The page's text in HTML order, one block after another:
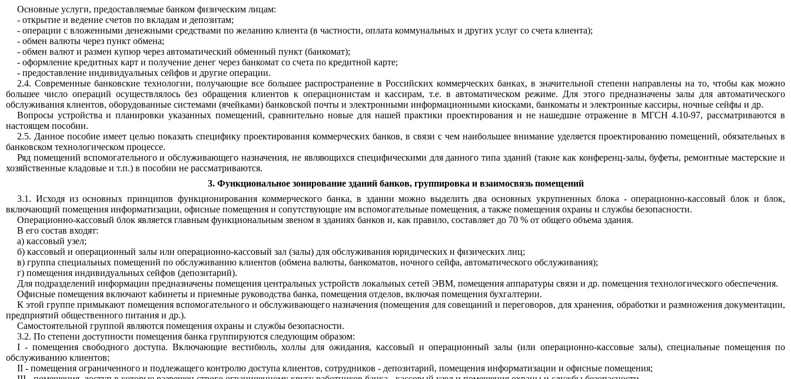
Основные услуги, предоставляемые банком физическим лицам:
- открытие и ведение счетов по вкладам и депозитам;
- операции с вложенными денежными средствами по желанию клиента (в частности, оплата коммунальных и других услуг со счета клиента);
- обмен валюты через пункт обмена;
- обмен валют и размен купюр через автоматический обменный пункт (банкомат);
- оформление кредитных карт и получение денег через банкомат со счета по кредитной карте;
- предоставление индивидуальных сейфов и другие операции.
2.4. Современные банковские технологии, получающие все большее распространение в Российских коммерческих банках, в значительной степени направлены на то, чтобы как можно
большее число операций осуществлялось без обращения клиентов к операционистам и кассирам, т.е. в автоматическом режиме. Для этого предназначены залы для автоматического
обслуживания клиентов, оборудованные системами (ячейками) банковской почты и электронными информационными киосками, банкоматы и электронные кассиры, ночные сейфы и др.
Вопросы устройства и планировки указанных помещений, сравнительно новые для нашей практики проектирования и не нашедшие отражение в МГСН 4.10-97, рассматриваются в
настоящем пособии.
2.5. Данное пособие имеет целью показать специфику проектирования коммерческих банков, в связи с чем наибольшее внимание уделяется проектированию помещений, обязательных в
банковском технологическом процессе.
Ряд помещений вспомогательного и обслуживающего назначения, не являющихся специфическими для данного типа зданий (такие как конференц-залы, буфеты, ремонтные мастерские и
хозяйственные кладовые и т.п.) в пособии не рассматриваются.
3. Функциональное зонирование зданий банков, группировка и взаимосвязь помещений
3.1. Исходя из основных принципов функционирования коммерческого банка, в здании можно выделить два основных укрупненных блока - операционно-кассовый блок и блок,
включающий помещения информатизации, офисные помещения и сопутствующие им вспомогательные помещения, а также помещения охраны и службы безопасности.
Операционно-кассовый блок является главным функциональным звеном в зданиях банков и, как правило, составляет до 70 % от общего объема здания.
В его состав входят:
а) кассовый узел;
б) кассовый и операционный залы или операционно-кассовый зал (залы) для обслуживания юридических и физических лиц;
в) группа специальных помещений по обслуживанию клиентов (обмена валюты, банкоматов, ночного сейфа, автоматического обслуживания);
г) помещения индивидуальных сейфов (депозитарий).
Для подразделений информации предназначены помещения центральных устройств локальных сетей ЭВМ, помещения аппаратуры связи и др. помещения технологического обеспечения.
Офисные помещения включают кабинеты и приемные руководства банка, помещения отделов, включая помещения бухгалтерии.
К этой группе примыкают помещения вспомогательного и обслуживающего назначения (помещения для совещаний и переговоров, для хранения, обработки и размножения документации,
предприятий общественного питания и др.).
Самостоятельной группой являются помещения охраны и службы безопасности.
3.2. По степени доступности помещения банка группируются следующим образом:
I - помещения свободного доступа. Включающие вестибюль, холлы для ожидания, кассовый и операционный залы (или операционно-кассовые залы), специальные помещения по
обслуживанию клиентов;
II- помещения ограниченного и подлежащего контролю доступа клиентов, сотрудников - депозитарий, помещения информатизации и офисные помещения;